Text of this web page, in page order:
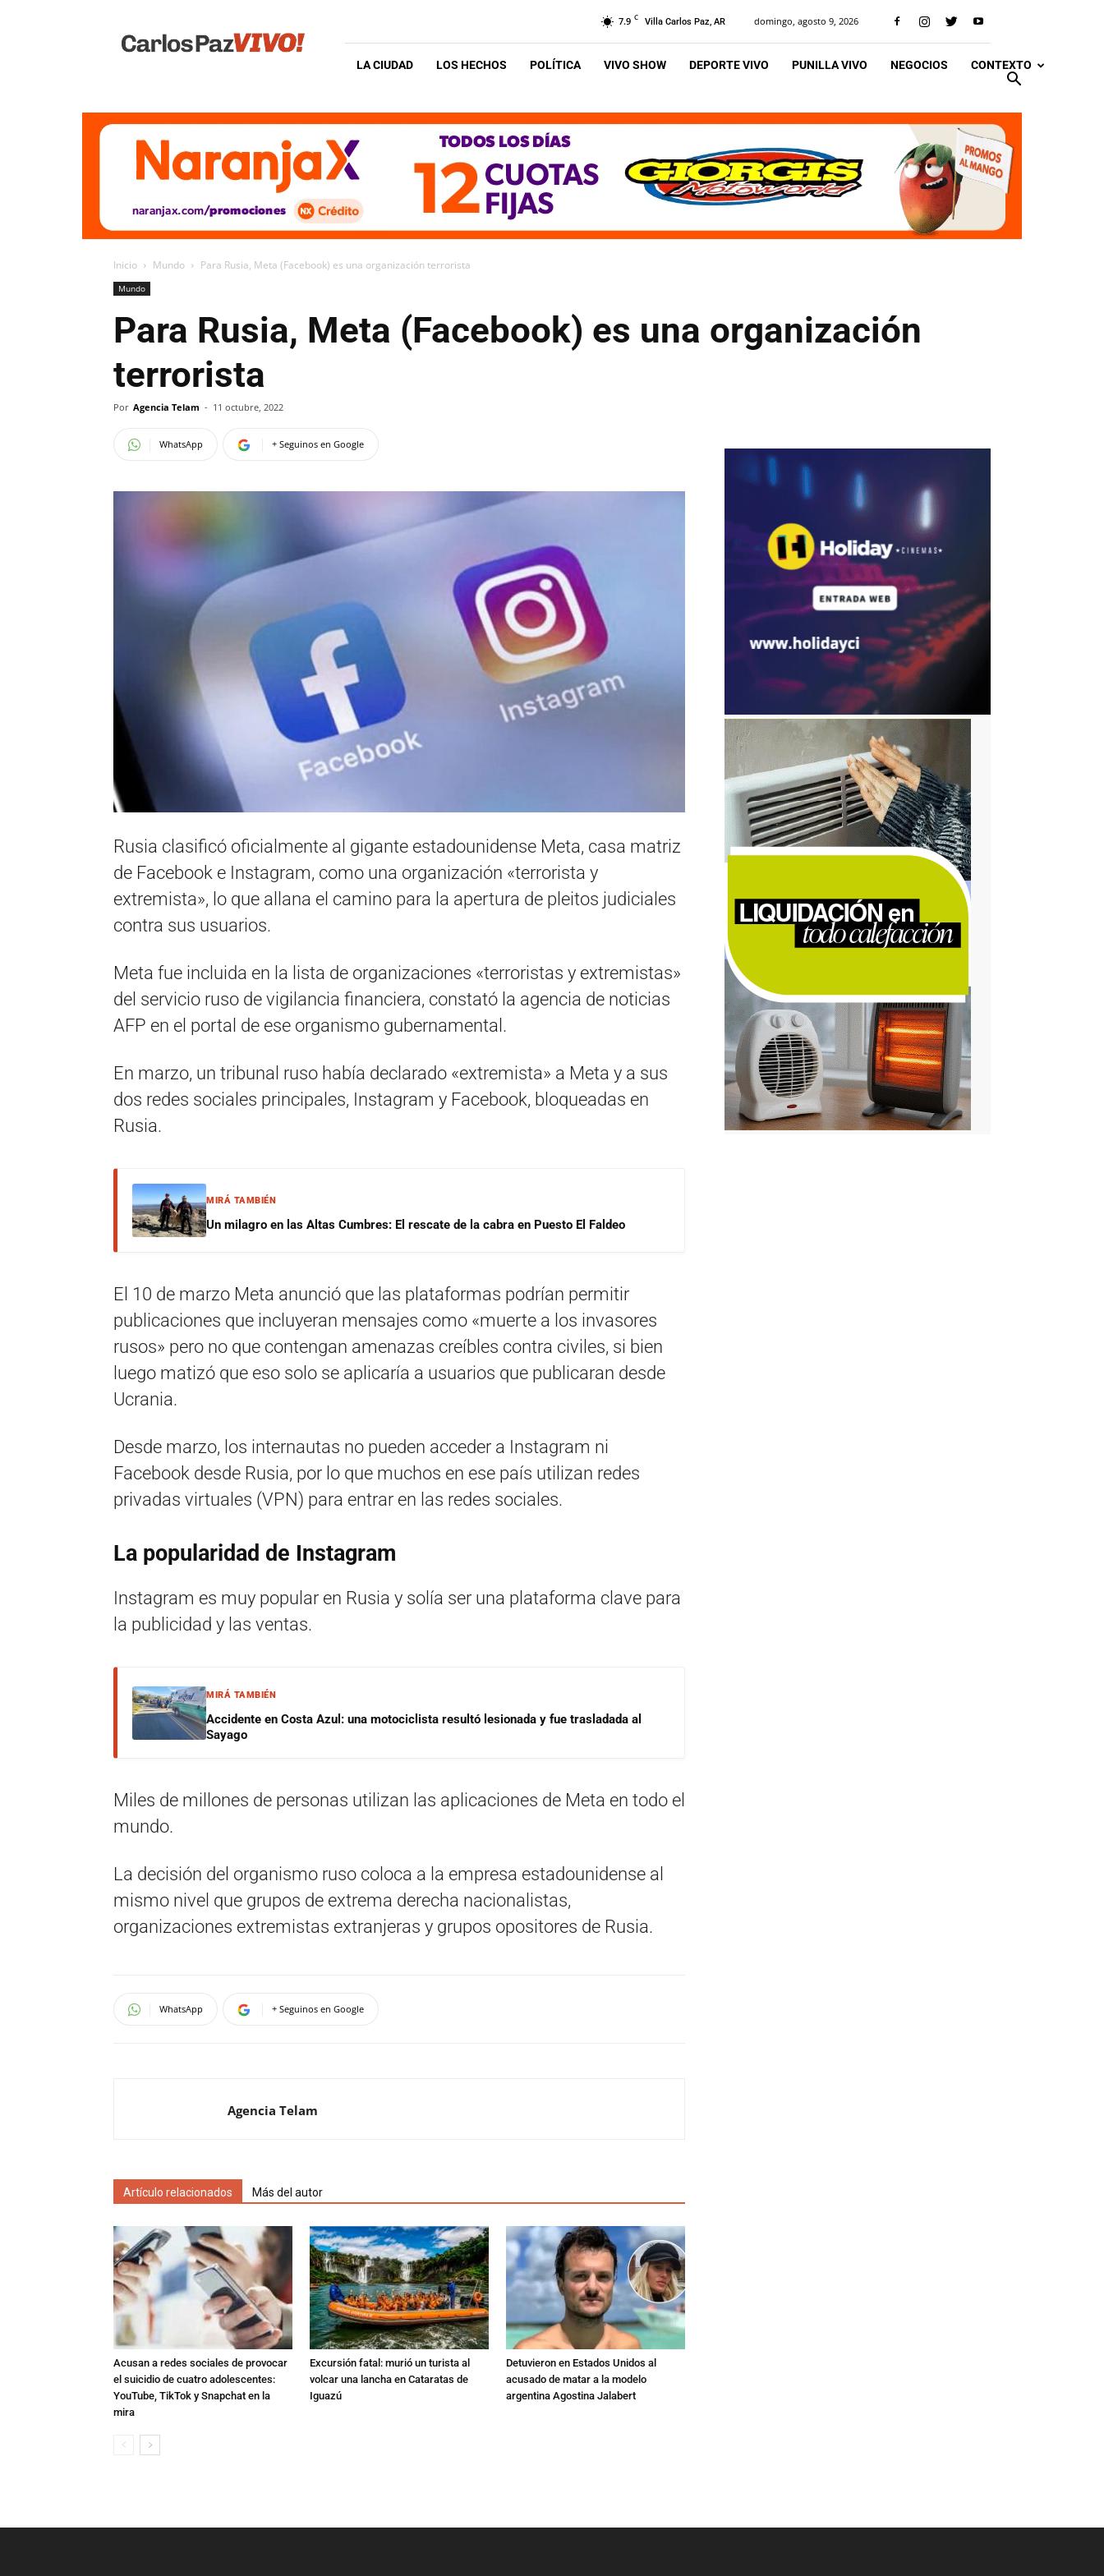
Vivo
7.9 C Villa Carlos Paz, AR domingo, agosto 9, 2026
LA CIUDAD LOS HECHOS POLÍTICA VIVO SHOW DEPORTE VIVO PUNILLA VIVO NEGOCIOS CONTEXTO
Inicio Mundo Para Rusia, Meta (Facebook) es una organización terrorista
Mundo
Para Rusia, Meta (Facebook) es una organización
terrorista
Por Agencia Telam - 11 octubre, 2022
WhatsApp + Seguinos en Google
Rusia clasificó oficialmente al gigante estadounidense Meta, casa matriz
de Facebook e Instagram, como una organización «terrorista y
extremista», lo que allana el camino para la apertura de pleitos judiciales
contra sus usuarios.
Meta fue incluida en la lista de organizaciones «terroristas y extremistas»
del servicio ruso de vigilancia financiera, constató la agencia de noticias
AFP en el portal de ese organismo gubernamental.
En marzo, un tribunal ruso había declarado «extremista» a Meta y a sus
dos redes sociales principales, Instagram y Facebook, bloqueadas en
Rusia.
MIRÁ TAMBIÉN
Un milagro en las Altas Cumbres: El rescate de la cabra en Puesto El Faldeo
El 10 de marzo Meta anunció que las plataformas podrían permitir
publicaciones que incluyeran mensajes como «muerte a los invasores
rusos» pero no que contengan amenazas creíbles contra civiles, si bien
luego matizó que eso solo se aplicaría a usuarios que publicaran desde
Ucrania.
Desde marzo, los internautas no pueden acceder a Instagram ni
Facebook desde Rusia, por lo que muchos en ese país utilizan redes
privadas virtuales (VPN) para entrar en las redes sociales.
La popularidad de Instagram
Instagram es muy popular en Rusia y solía ser una plataforma clave para
la publicidad y las ventas.
MIRÁ TAMBIÉN
Accidente en Costa Azul: una motociclista resultó lesionada y fue trasladada al
Sayago
Miles de millones de personas utilizan las aplicaciones de Meta en todo el
mundo.
La decisión del organismo ruso coloca a la empresa estadounidense al
mismo nivel que grupos de extrema derecha nacionalistas,
organizaciones extremistas extranjeras y grupos opositores de Rusia.
WhatsApp + Seguinos en Google
Agencia Telam
Artículo relacionados Más del autor
Acusan a redes sociales de provocar
el suicidio de cuatro adolescentes:
YouTube, TikTok y Snapchat en la
mira
Excursión fatal: murió un turista al
volcar una lancha en Cataratas de
Iguazú
Detuvieron en Estados Unidos al
acusado de matar a la modelo
argentina Agostina Jalabert